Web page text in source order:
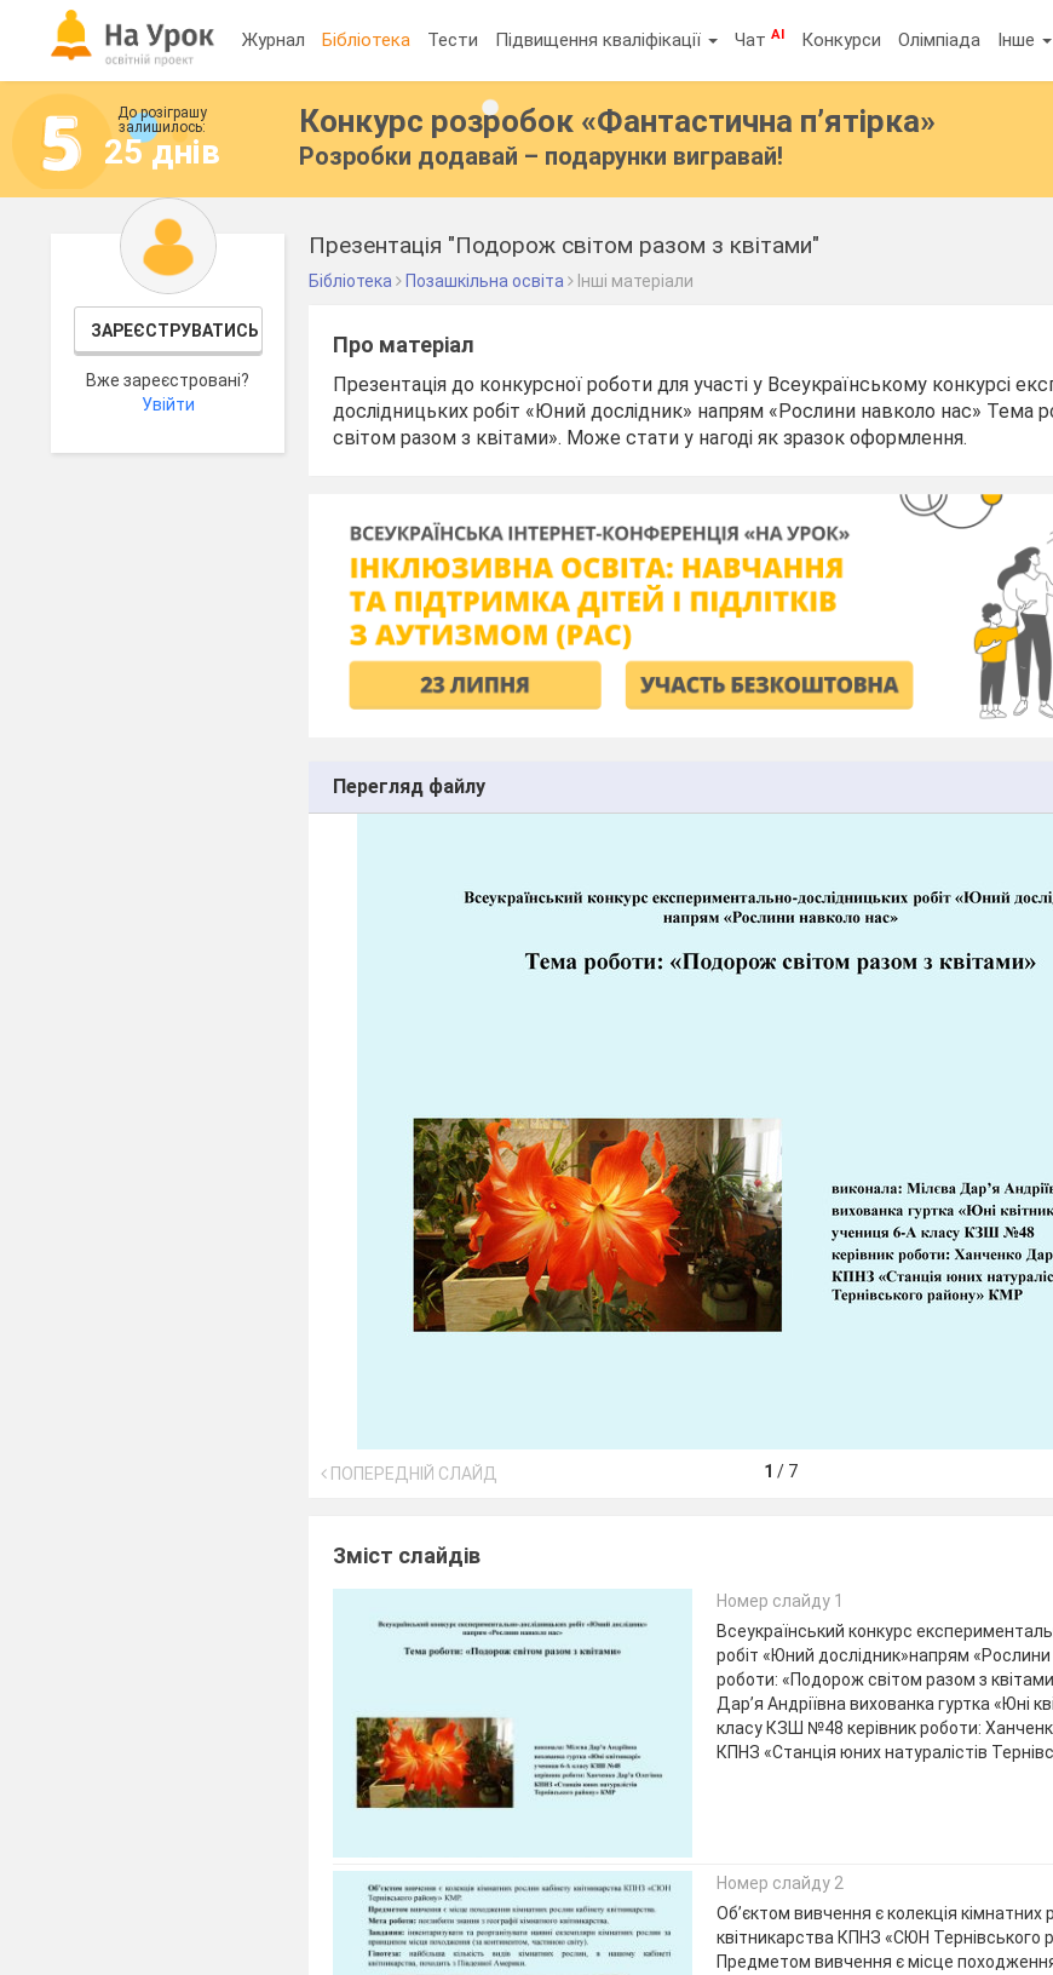
Журнал Бібліотека Тести Підвищення кваліфікації ЧатAI Конкурси Олімпіада Інше
До розіграшу
залишилось:
25 днів
Конкурс розробок «Фантастична п’ятірка»
Розробки додавай – подарунки вигравай!
ЗАРЕЄСТРУВАТИСЬ
Вже зареєстровані?
Увійти
Презентація "Подорож світом разом з квітами"
Бібліотека Позашкільна освіта Інші матеріали
Про матеріал
Презентація до конкурсної роботи для участі у Всеукраїнському конкурсі
дослідницьких робіт «Юний дослідник» напрям «Рослини навколо нас» Тема
світом разом з квітами». Може стати у нагоді як зразок оформлення.
Перегляд файлу
ПОПЕРЕДНІЙ СЛАЙД 1 / 7
Зміст слайдів
Номер слайду 1
Всеукраїнський конкурс
робіт «Юний дослідник»напрям
роботи: «Подорож світом разом з
Дар’я Андріївна вихованка гуртка «Юні
класу КЗШ №48 керівник роботи:
КПНЗ «Станція юних натуралістів
Номер слайду 2
Об’єктом вивчення є колекція кімнатних
квітникарства КПНЗ «СЮН Тернівського
Предметом вивчення є місце